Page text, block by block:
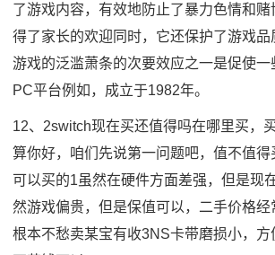
了游戏内容，有效地防止了暴力色情和
得了家长的欢迎同时，它还保护了游戏品
游戏的泛滥萧条的次要效应之一是促使一
PC平台例如，成立于1982年。
12、2switch现在买还值得吗在哪里买，
算你好，咱们先说第一问题吧，值不值得
可以买的1虽然在硬件方面差强，但是现
然游戏偏贵，但是保值可以，二手价格
根本不愁卖某宝有收3NS卡带磨损小，方